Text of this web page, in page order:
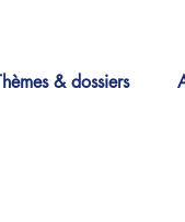
& dossiers